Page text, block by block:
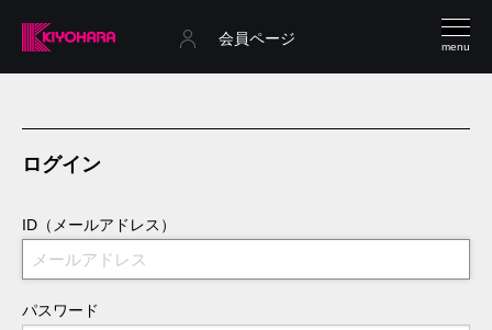
会員ページ menu
ログイン
ID（メールアドレス）
パスワード